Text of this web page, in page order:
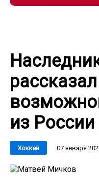
из
Хоккей 07 января